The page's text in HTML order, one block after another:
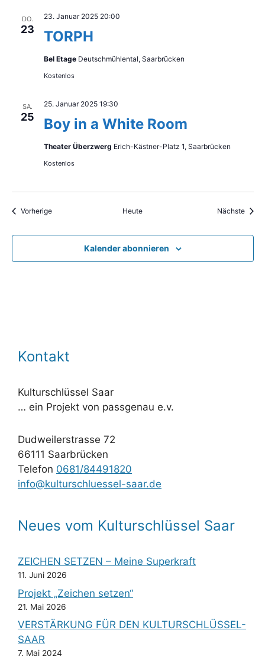
DO.
23 TORPH
23. Januar 2025 20:00
Bel Etage Deutschmühlental, Saarbrücken
Kostenlos
SA.
25 Boy in a White Room
25. Januar 2025 19:30
Theater Überzwerg Erich-Kästner-Platz 1, Saarbrücken
Kostenlos
VorherigeVeranstaltungen Heute Nächste
Kalender abonnieren
Kontakt
Kulturschlüssel Saar
… ein Projekt von passgenau e.v.
Dudweilerstrasse 72
66111 Saarbrücken
Telefon 0681/84491820
info@kulturschluessel-saar.de
Neues vom Kulturschlüssel Saar
ZEICHEN SETZEN – Meine Superkraft
11. Juni 2026
Projekt „Zeichen setzen“
21. Mai 2026
VERSTÄRKUNG FÜR DEN KULTURSCHLÜSSEL-
SAAR
7. Mai 2024